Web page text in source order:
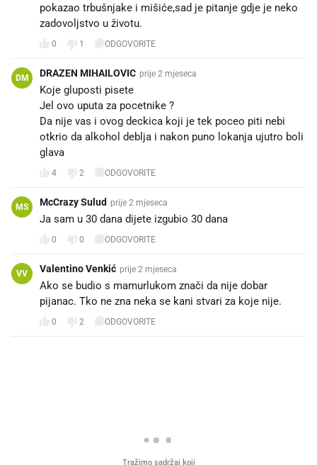
pokazao trbušnjake i mišiće,sad je pitanje gdje je neko
zadovoljstvo u životu.
0 1 ODGOVORITE
DM DRAZEN MIHAILOVIC prije 2 mjeseca
Koje gluposti pisete
Jel ovo uputa za pocetnike ?
Da nije vas i ovog deckica koji je tek poceo piti nebi
otkrio da alkohol deblja i nakon puno lokanja ujutro boli
glava
4 2 ODGOVORITE
MS McCrazy Sulud prije 2 mjeseca
Ja sam u 30 dana dijete izgubio 30 dana
0 0 ODGOVORITE
VV Valentino Venkić prije 2 mjeseca
Ako se budio s mamurlukom znači da nije dobar
pijanac. Tko ne zna neka se kani stvari za koje nije.
0 2 ODGOVORITE